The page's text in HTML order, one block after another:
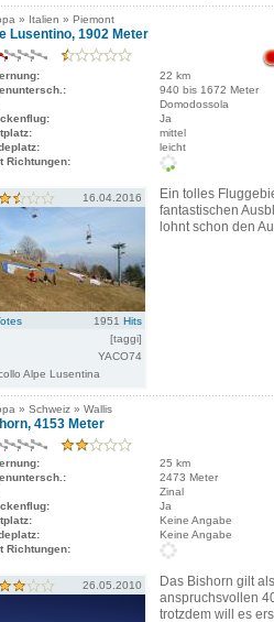
» Italien » Piemont
Lusentino, 1902 Meter
22 km
940 bis 1672 Meter
Domodossola
Ja
mittel
leicht
Richtungen:
16.04.2016
1951 Hits
[taggi]
YACO74
Alpe Lusentina
Ein tolles
fantastischen
lohnt schon den
» Schweiz » Wallis
4153 Meter
25 km
2473 Meter
Zinal
Ja
Keine Angabe
Keine Angabe
Richtungen:
26.05.2010
Das Bishorn gilt
anspruchsvollen
trotzdem will es